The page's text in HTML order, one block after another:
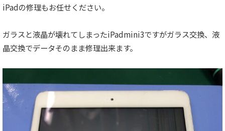
iPadの修理もお任せください。
ガラスと液晶が壊れてしまったiPadmini3ですがガラス交換、液
晶交換でデータそのまま修理出来ます。